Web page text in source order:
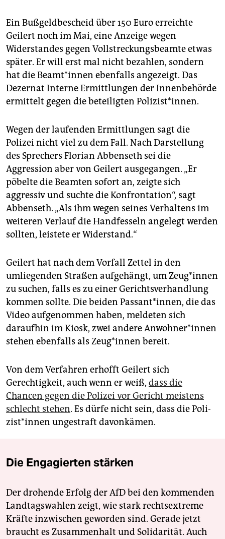
Ein Bußgeldbescheid über 150 Euro erreichte
Geilert noch im Mai, eine Anzeige wegen
Widerstandes gegen Vollstreckungsbeamte etwas
später. Er will erst mal nicht bezahlen, sondern
hat die Be­am­t*in­nen ebenfalls angezeigt. Das
Dezernat Interne Ermittlungen der Innenbehörde
ermittelt gegen die beteiligten Polizist*innen.
Wegen der laufenden Ermittlungen sagt die
Polizei nicht viel zu dem Fall. Nach Darstellung
des Sprechers Florian Abbenseth sei die
Aggression aber von Geilert ausgegangen. „Er
pöbelte die Beamten sofort an, zeigte sich
aggressiv und suchte die Konfrontation“, sagt
Abbenseth. „Als ihm wegen seines Verhaltens im
weiteren Verlauf die Handfesseln angelegt werden
sollten, leistete er Widerstand.“
Geilert hat nach dem Vorfall Zettel in den
umliegenden Straßen aufgehängt, um Zeu­g*in­nen
zu suchen, falls es zu einer Gerichtsverhandlung
kommen sollte. Die beiden Passant*innen, die das
Video aufgenommen haben, meldeten sich
daraufhin im Kiosk, zwei andere An­woh­ne­r*in­nen
stehen ebenfalls als Zeu­g*in­nen bereit.
Von dem Verfahren erhofft Geilert sich
Gerechtigkeit, auch wenn er weiß, dass die
Chancen gegen die Polizei vor Gericht meistens
schlecht stehen. Es dürfe nicht sein, dass die Po­li­
zis­t*in­nen ungestraft davonkämen.
Die Engagierten stärken
Der drohende Erfolg der AfD bei den kommenden
Landtagswahlen zeigt, wie stark rechtsextreme
Kräfte inzwischen geworden sind. Gerade jetzt
braucht es Zusammenhalt und Solidarität. Auch